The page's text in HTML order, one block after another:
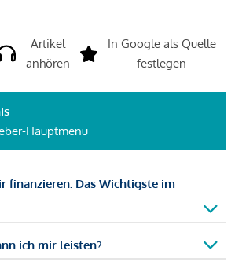
Artikel
anhören
In Google als Quelle
festlegen
Hauptmenü
finanzieren: Das Wichtigste im
ich mir leisten?